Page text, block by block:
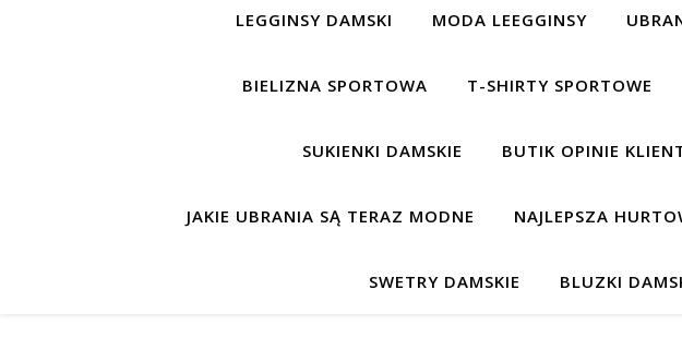
LEGGINSY DAMSKI MODA LEEGGINSY
BIELIZNA SPORTOWA T-SHIRTY SPORTOWE
SUKIENKI DAMSKIE BUTIK OPINIE
JAKIE UBRANIA SĄ TERAZ MODNE NAJLEPSZA
SWETRY DAMSKIE BLUZKI